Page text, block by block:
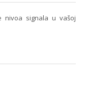
nivoa signala u vašoj